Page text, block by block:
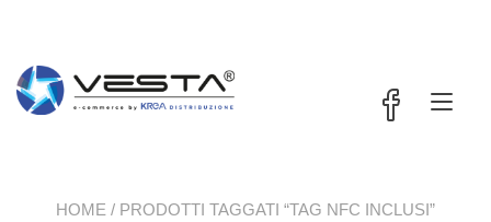
HOME / PRODOTTI TAGGATI “TAG NFC INCLUSI”